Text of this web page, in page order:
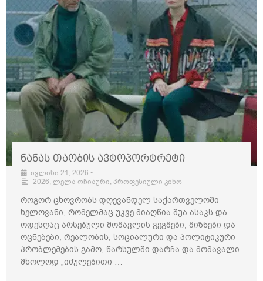
ნანას თაობის ავტოპორტრეტი
ივლისი 21, 2026 •
2026, ლელა ოჩიაური, პროფესიული კინო
როგორ ცხოვრობს დღევანდელ საქართველოში
ხელოვანი, რომელმაც უკვე მიაღწია შუა ასაკს და
ოდესღაც არსებული მომავლის გეგმები, მიზნები და
ოცნებები, რეალობის, სოციალური და პოლიტიკური
პრობლემების გამო, წარსულში დარჩა და მომავალი
მხოლოდ „იძულებითი …